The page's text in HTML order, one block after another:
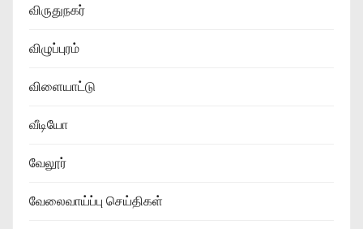
விருதுநகர்
விழுப்புரம்
விளையாட்டு
வீடியோ
வேலூர்
வேலைவாய்ப்பு செய்திகள்